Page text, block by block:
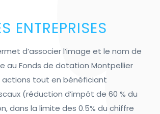
ENTREPRISES
d’associer l’image et le nom de
au Fonds de dotation Montpellier
actions tout en bénéficiant
(réduction d’impôt de 60 % du
dans la limite des 0.5% du chiffre